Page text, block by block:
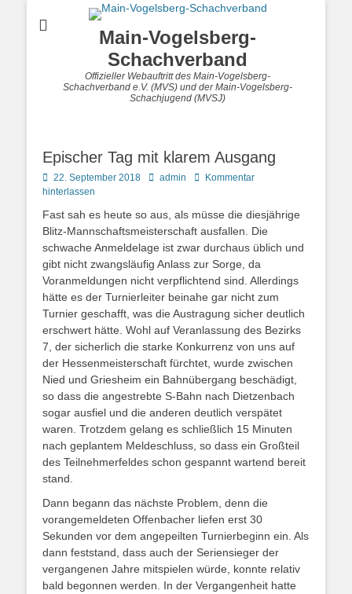
Main-Vogelsberg-
Schachverband
Offizieller Webauftritt des Main-Vogelsberg-
Schachverband e.V. (MVS) und der Main-Vogelsberg-
Schachjugend (MVSJ)
Epischer Tag mit klarem Ausgang
Posted
on
22. September 2018 Autoradmin
Kommentar
hinterlassen
Fast sah es heute so aus, als müsse die diesjährige
Blitz-Mannschaftsmeisterschaft ausfallen. Die
schwache Anmeldelage ist zwar durchaus üblich und
gibt nicht zwangsläufig Anlass zur Sorge, da
Voranmeldungen nicht verpflichtend sind. Allerdings
hätte es der Turnierleiter beinahe gar nicht zum
Turnier geschafft, was die Austragung sicher deutlich
erschwert hätte. Wohl auf Veranlassung des Bezirks
7, der sicherlich die starke Konkurrenz von uns auf
der Hessenmeisterschaft fürchtet, wurde zwischen
Nied und Griesheim ein Bahnübergang beschädigt,
so dass die angestrebte S-Bahn nach Dietzenbach
sogar ausfiel und die anderen deutlich verspätet
waren. Trotzdem gelang es schließlich 15 Minuten
nach geplantem Meldeschluss, so dass ein Großteil
des Teilnehmerfeldes schon gespannt wartend bereit
stand.
Dann begann das nächste Problem, denn die
vorangemeldeten Offenbacher liefen erst 30
Sekunden vor dem angepeilten Turnierbeginn ein. Als
dann feststand, dass auch der Seriensieger der
vergangenen Jahre mitspielen würde, konnte relativ
bald begonnen werden. In der Vergangenheit hatte